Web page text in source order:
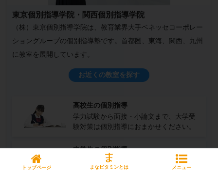
東京個別指導学院・関西個別指導学院
（株）東京個別指導学院は、教育業界大手ベネッセコーポレー
ショングループの個別指導塾です。首都圏、東海、関西、九州
に教室を展開しています。
お近くの教室を探す
高校生の個別指導
学力試験から面接・小論文まで、大学受
験対策は個別指導におまかせください。
中学生の個別指導
定期テストや高校受験対策など、お子さ
まの目標にあった学習をサポートしま
トップページ まなビタミンとは メニュー